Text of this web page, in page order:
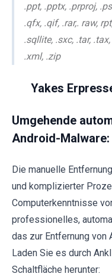
.ppt, .pptx, .prproj,
.qfx, .qif, .rar,. raw,
.sqllite, .sxc, .tar,
.xml, .zip
Yakes
Umgehende
Android-Malware:
Die manuelle
und komplizierter
Computerkenntnisse
professionelles,
das zur Entfernung von
Laden Sie es durch
Schaltfläche herunter: